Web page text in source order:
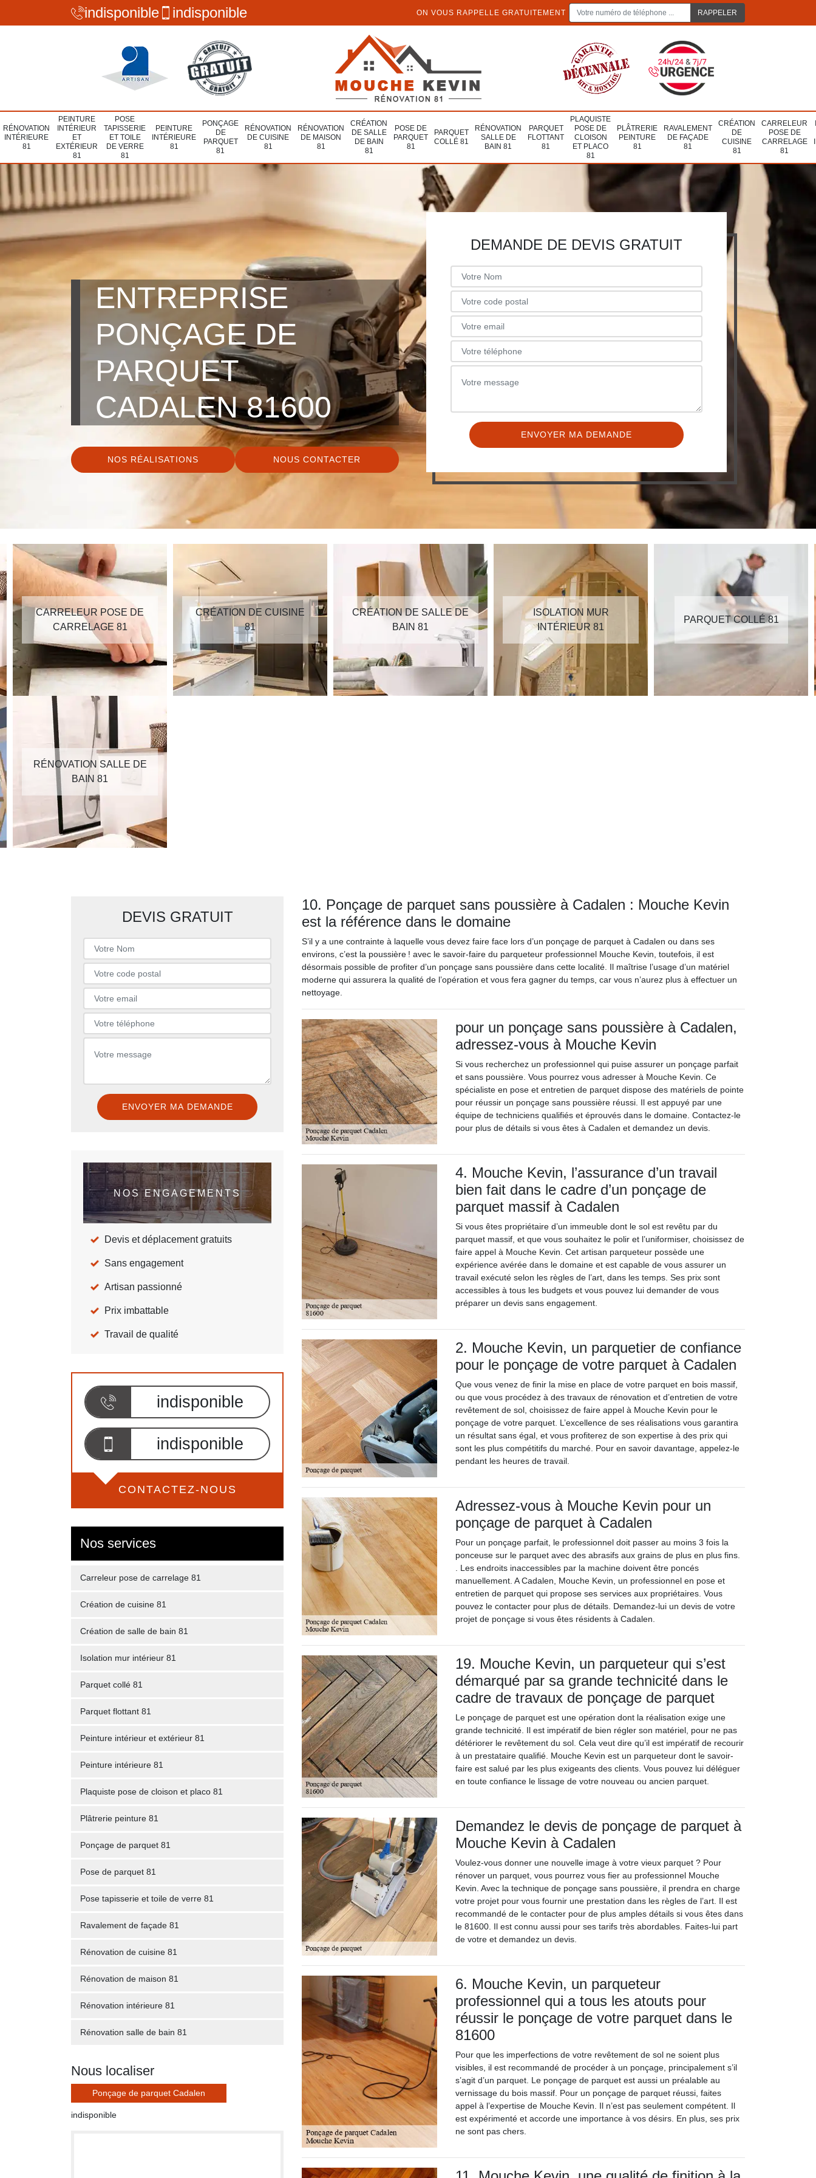
indisponible indisponible ON VOUS RAPPELLE GRATUITEMENT
RÉNOVATION
INTÉRIEURE
81
PEINTURE
INTÉRIEUR
ET
EXTÉRIEUR
81
POSE
TAPISSERIE
ET TOILE
DE VERRE
81
PEINTURE
INTÉRIEURE
81
PONÇAGE
DE
PARQUET
81
RÉNOVATION
DE CUISINE
81
RÉNOVATION
DE MAISON
81
CRÉATION
DE SALLE
DE BAIN
81
POSE DE
PARQUET
81
PARQUET
COLLÉ 81
RÉNOVATION
SALLE DE
BAIN 81
PARQUET
FLOTTANT
81
PLAQUISTE
POSE DE
CLOISON
ET PLACO
81
PLÂTRERIE
PEINTURE
81
RAVALEMENT
DE FAÇADE
81
CRÉATION
DE
CUISINE
81
CARRELEUR
POSE DE
CARRELAGE
81
ENTREPRISE
PONÇAGE DE
PARQUET
CADALEN 81600
NOS RÉALISATIONS NOUS CONTACTER
DEMANDE DE DEVIS GRATUIT
CARRELEUR POSE DE
CARRELAGE 81
CRÉATION DE CUISINE
81
CRÉATION DE SALLE DE
BAIN 81
ISOLATION MUR
INTÉRIEUR 81
PARQUET COLLÉ 81
RÉNOVATION SALLE DE
BAIN 81
DEVIS GRATUIT
NOS ENGAGEMENTS
Devis et déplacement gratuits
Sans engagement
Artisan passionné
Prix imbattable
Travail de qualité
indisponible
indisponible
CONTACTEZ-NOUS
Nos services
Carreleur pose de carrelage 81
Création de cuisine 81
Création de salle de bain 81
Isolation mur intérieur 81
Parquet collé 81
Parquet flottant 81
Peinture intérieur et extérieur 81
Peinture intérieure 81
Plaquiste pose de cloison et placo 81
Plâtrerie peinture 81
Ponçage de parquet 81
Pose de parquet 81
Pose tapisserie et toile de verre 81
Ravalement de façade 81
Rénovation de cuisine 81
Rénovation de maison 81
Rénovation intérieure 81
Rénovation salle de bain 81
Nous localiser
Ponçage de parquet Cadalen
indisponible
10. Ponçage de parquet sans poussière à Cadalen : Mouche Kevin
est la référence dans le domaine
S’il y a une contrainte à laquelle vous devez faire face lors d’un ponçage de parquet à Cadalen ou dans ses
environs, c’est la poussière ! avec le savoir-faire du parqueteur professionnel Mouche Kevin, toutefois, il est
désormais possible de profiter d’un ponçage sans poussière dans cette localité. Il maîtrise l’usage d’un matériel
moderne qui assurera la qualité de l’opération et vous fera gagner du temps, car vous n’aurez plus à effectuer un
nettoyage.
pour un ponçage sans poussière à Cadalen,
adressez-vous à Mouche Kevin
Si vous recherchez un professionnel qui puise assurer un ponçage parfait
et sans poussière. Vous pourrez vous adresser à Mouche Kevin. Ce
spécialiste en pose et entretien de parquet dispose des matériels de pointe
pour réussir un ponçage sans poussière réussi. Il est appuyé par une
équipe de techniciens qualifiés et éprouvés dans le domaine. Contactez-le
pour plus de détails si vous êtes à Cadalen et demandez un devis.
4. Mouche Kevin, l’assurance d’un travail
bien fait dans le cadre d’un ponçage de
parquet massif à Cadalen
Si vous êtes propriétaire d’un immeuble dont le sol est revêtu par du
parquet massif, et que vous souhaitez le polir et l’uniformiser, choisissez de
faire appel à Mouche Kevin. Cet artisan parqueteur possède une
expérience avérée dans le domaine et est capable de vous assurer un
travail exécuté selon les règles de l’art, dans les temps. Ses prix sont
accessibles à tous les budgets et vous pouvez lui demander de vous
préparer un devis sans engagement.
2. Mouche Kevin, un parquetier de confiance
pour le ponçage de votre parquet à Cadalen
Que vous venez de finir la mise en place de votre parquet en bois massif,
ou que vous procédez à des travaux de rénovation et d’entretien de votre
revêtement de sol, choisissez de faire appel à Mouche Kevin pour le
ponçage de votre parquet. L’excellence de ses réalisations vous garantira
un résultat sans égal, et vous profiterez de son expertise à des prix qui
sont les plus compétitifs du marché. Pour en savoir davantage, appelez-le
pendant les heures de travail.
Adressez-vous à Mouche Kevin pour un
ponçage de parquet à Cadalen
Pour un ponçage parfait, le professionnel doit passer au moins 3 fois la
ponceuse sur le parquet avec des abrasifs aux grains de plus en plus fins.
. Les endroits inaccessibles par la machine doivent être poncés
manuellement. A Cadalen, Mouche Kevin, un professionnel en pose et
entretien de parquet qui propose ses services aux propriétaires. Vous
pouvez le contacter pour plus de détails. Demandez-lui un devis de votre
projet de ponçage si vous êtes résidents à Cadalen.
19. Mouche Kevin, un parqueteur qui s’est
démarqué par sa grande technicité dans le
cadre de travaux de ponçage de parquet
Le ponçage de parquet est une opération dont la réalisation exige une
grande technicité. Il est impératif de bien régler son matériel, pour ne pas
détériorer le revêtement du sol. Cela veut dire qu’il est impératif de recourir
à un prestataire qualifié. Mouche Kevin est un parqueteur dont le savoir-
faire est salué par les plus exigeants des clients. Vous pouvez lui déléguer
en toute confiance le lissage de votre nouveau ou ancien parquet.
Demandez le devis de ponçage de parquet à
Mouche Kevin à Cadalen
Voulez-vous donner une nouvelle image à votre vieux parquet ? Pour
rénover un parquet, vous pourrez vous fier au professionnel Mouche
Kevin. Avec la technique de ponçage sans poussière, il prendra en charge
votre projet pour vous fournir une prestation dans les règles de l’art. Il est
recommandé de le contacter pour de plus amples détails si vous êtes dans
le 81600. Il est connu aussi pour ses tarifs très abordables. Faites-lui part
de votre et demandez un devis.
6. Mouche Kevin, un parqueteur
professionnel qui a tous les atouts pour
réussir le ponçage de votre parquet dans le
81600
Pour que les imperfections de votre revêtement de sol ne soient plus
visibles, il est recommandé de procéder à un ponçage, principalement s’il
s’agit d’un parquet. Le ponçage de parquet est aussi un préalable au
vernissage du bois massif. Pour un ponçage de parquet réussi, faites
appel à l’expertise de Mouche Kevin. Il n’est pas seulement compétent. Il
est expérimenté et accorde une importance à vos désirs. En plus, ses prix
ne sont pas chers.